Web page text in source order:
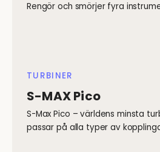
Rengör och smörjer fyra
TURBINER
S-MAX Pico
S-Max Pico – världens minsta
passar på alla typer av